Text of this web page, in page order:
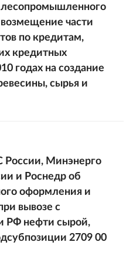
части
по кредитам,
кредитных
годах на создание
сырья и
России, Минэнерго
и Роснедр об
оформления и
вывозе с
РФ нефти сырой,
2709 00